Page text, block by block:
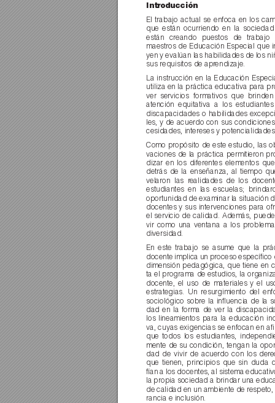
Introducción
El trabajo actual se enfoca en los
que están ocurriendo en la
están creando puestos de
maestros de Educación Especial que
yen y evalúan las habilidades de los
sus requisitos de aprendizaje.
La instrucción en la Educación
utiliza en la práctica educativa para
ver servicios formativos que
atención equitativa a los
discapacidades o habilidades
les, y de acuerdo con sus
cesidades, intereses y
Como propósito de este estudio, las
vaciones de la práctica permitieron
dizar en los diferentes elementos
detrás de la enseñanza, al tiempo
velaron las realidades de los
estudiantes en las escuelas;
oportunidad de examinar la situación
docentes y sus intervenciones para
el servicio de calidad. Además,
vir como una ventana a los
diversidad.
En este trabajo se asume que la
docente implica un proceso especíﬁco
dimensión pedagógica, que tiene en
ta el programa de estudios, la
docente, el uso de materiales y el
estrategias. Un resurgimiento del
sociológico sobre la inﬂuencia de la
dad en la forma de ver la
los lineamientos para la educación
va, cuyas exigencias se enfocan en
que todos los estudiantes,
mente de su condición, tengan la
dad de vivir de acuerdo con los der
que tienen, principios que sin duda
fían a los docentes, al sistema
la propia sociedad a brindar una
de calidad en un ambiente de respeto,
rancia e inclusión.